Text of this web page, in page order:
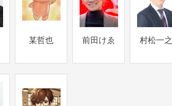
某哲也 前田けゑ 村松一之